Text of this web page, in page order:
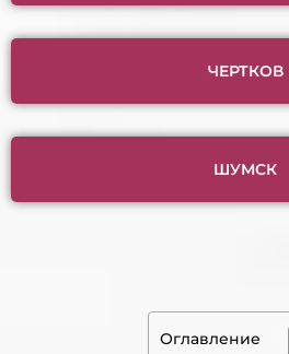
ЧЕРТКОВ
ШУМСК
Оглавление